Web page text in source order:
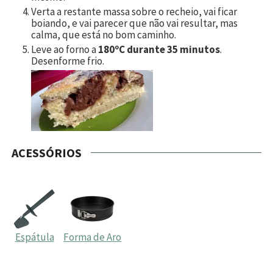
Verta a restante massa sobre o recheio, vai ficar
boiando, e vai parecer que não vai resultar, mas
calma, que está no bom caminho.
Leve ao forno a180ºC durante 35 minutos.
Desenforme frio.
ACESSÓRIOS
Espátula Forma de Aro